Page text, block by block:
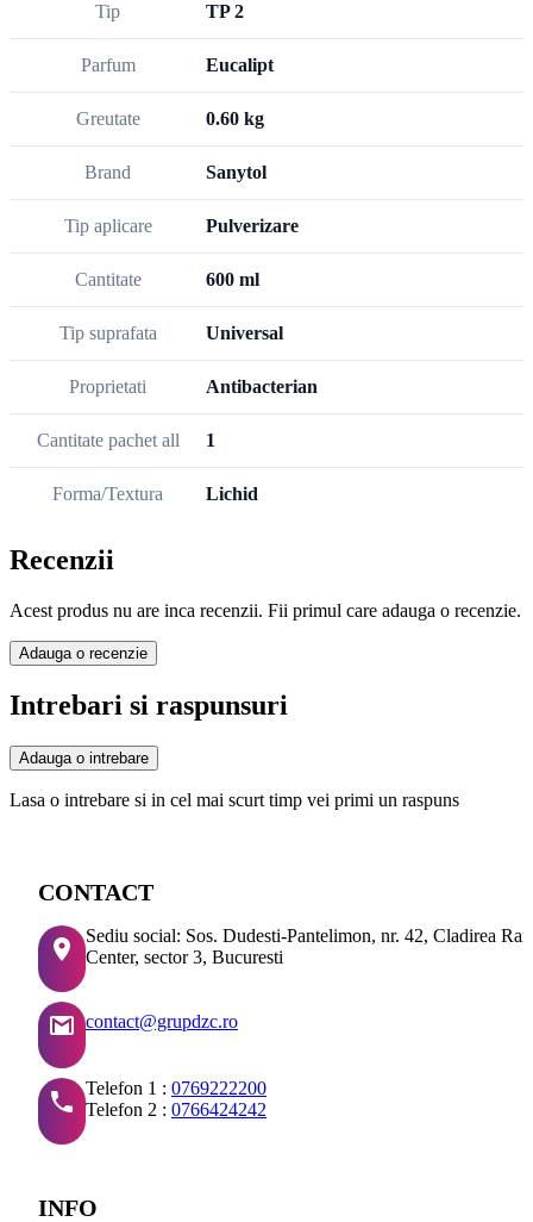
Tip TP 2
Parfum Eucalipt
Greutate 0.60 kg
Brand Sanytol
Tip aplicare Pulverizare
Cantitate 600 ml
Tip suprafata Universal
Proprietati Antibacterian
Cantitate pachet all 1
Forma/Textura Lichid
Recenzii
Acest produs nu are inca recenzii. Fii primul care adauga o recenzie.
Adauga o recenzie
Intrebari si raspunsuri
Adauga o intrebare
Lasa o intrebare si in cel mai scurt timp vei primi un raspuns
CONTACT
Sediu social: Sos. Dudesti-Pantelimon, nr. 42, Cladirea
Center, sector 3, Bucuresti
contact@grupdzc.ro
Telefon 1 : 0769222200
Telefon 2 : 0766424242
INFO